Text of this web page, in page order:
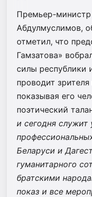
Премьер-
Абдулмуслимов,
отметил, что
Гамзатова»
силы республики
проводит
показывая его
поэтический
и сегодня служит
Беларуси и
гуманитарного
братскими
показ и все